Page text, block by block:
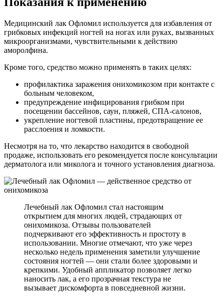
Медицинский лак Офломил используется для избавления от
грибковых инфекций ногтей на ногах или руках, вызванных
микроорганизмами, чувствительными к действию
аморолфина.
Кроме того, средство можно применять в таких целях:
профилактика заражения онихомикозом при контакте с
больным человеком,
предупреждение инфицирования грибком при
посещении бассейнов, саун, пляжей, СПА-салонов,
укрепление ногтевой пластины, предотвращение ее
расслоения и ломкости.
Несмотря на то, что лекарство находится в свободной
продаже, использовать его рекомендуется после консультации
дерматолога или миколога и точного установления диагноза.
Лечебный лак Офломил стал настоящим
открытием для многих людей, страдающих от
онихомикоза. Отзывы пользователей
подчеркивают его эффективность и простоту в
использовании. Многие отмечают, что уже через
несколько недель применения заметили улучшение
состояния ногтей — они стали более здоровыми и
крепкими. Удобный аппликатор позволяет легко
наносить лак, а его прозрачная текстура не
вызывает дискомфорта в повседневной жизни.